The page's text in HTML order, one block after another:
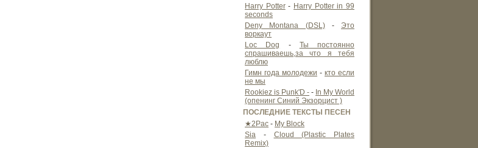
Harry Potter- Harry Potter in 99
seconds
Deny Montana (DSL)- Это
воркаут
Loc Dog - Ты постоянно
спрашиваешь,за что я тебя
люблю
Гимн года молодежи - кто если
не мы
Rookiez is Punk'D - - In My World
(опенинг Синий Экзорцист )
ПОСЛЕДНИЕ ТЕКСТЫ ПЕСЕН
★2Pac - My Block
Sia - Cloud (Plastic Plates
Remix)